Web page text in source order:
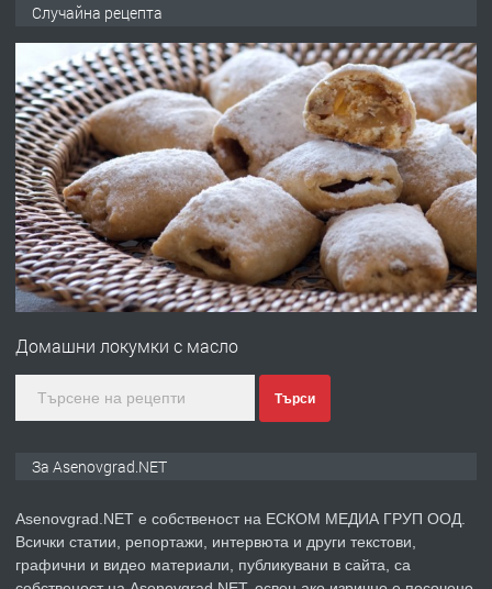
преди 10 месеца
ПРЕДЛАГА
Професионална броячна машина -
със сертификат от ЕЦБ
преди 1 година
ПРЕДЛАГА
Професионална зеленчукорезачка
преди 2 години
Случайна рецепта
Домашни локумки с масло
Търси
За Asenovgrad.NET
Asenovgrad.NET е собственост на ЕСКОМ МЕДИА ГРУП ООД.
Всички статии, репортажи, интервюта и други текстови,
графични и видео материали, публикувани в сайта, са